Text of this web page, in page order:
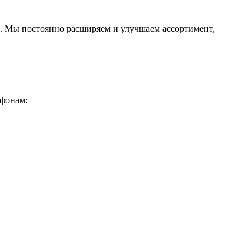
Мы постоянно расширяем и улучшаем ассортимент,